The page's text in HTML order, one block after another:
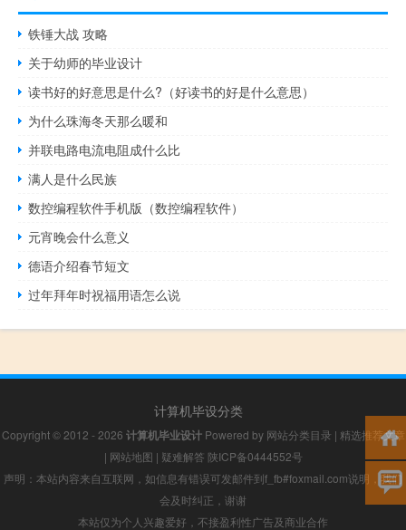
铁锤大战 攻略
关于幼师的毕业设计
读书好的好意思是什么?（好读书的好是什么意思）
为什么珠海冬天那么暖和
并联电路电流电阻成什么比
满人是什么民族
数控编程软件手机版（数控编程软件）
元宵晚会什么意义
德语介绍春节短文
过年拜年时祝福用语怎么说
计算机毕设分类
Copyright © 2012 - 2026 计算机毕业设计Powered by 网站分类目录 | 精选推荐文章
| 网站地图 | 疑难解答 陕ICP备0444552号
声明：本站内容来自互联网，如信息有错误可发邮件到f_fb#foxmail.com说明，我们
会及时纠正，谢谢
本站仅为个人兴趣爱好，不接盈利性广告及商业合作